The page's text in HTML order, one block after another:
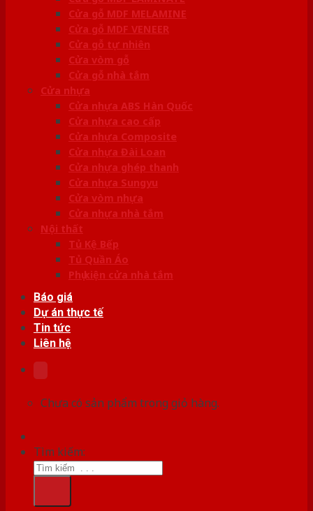
Cửa gỗ MDF MELAMINE
Cửa gỗ MDF VENEER
Cửa gỗ tự nhiên
Cửa vòm gỗ
Cửa gỗ nhà tắm
Cửa nhựa
Cửa nhựa ABS Hàn Quốc
Cửa nhựa cao cấp
Cửa nhựa Composite
Cửa nhựa Đài Loan
Cửa nhựa ghép thanh
Cửa nhựa Sungyu
Cửa vòm nhựa
Cửa nhựa nhà tắm
Nội thất
Tủ Kệ Bếp
Tủ Quần Áo
Phụ kiện cửa nhà tắm
Báo giá
Dự án thực tế
Tin tức
Liên hệ
Chưa có sản phẩm trong giỏ hàng.
Tìm kiếm: